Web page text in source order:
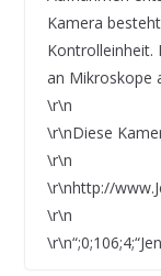
Kamera
Kontrolleinheit.
an Mikroskope
\r\n
\r\nDiese
\r\n
\r\nhttp://
\r\n